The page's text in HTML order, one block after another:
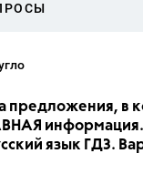
предложения, в
язык ГДЗ.